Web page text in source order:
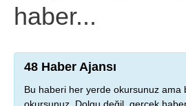
haber...
48 Haber Ajansı
Bu haberi her yerde okursunuz ama